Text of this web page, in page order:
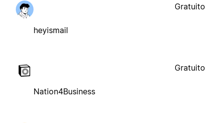
heyismail
Gratuito
Nation4Business
Gratuito